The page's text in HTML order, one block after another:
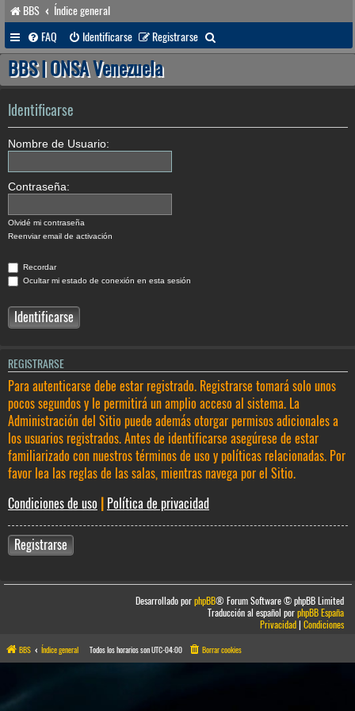
BBS
Índice general
FAQ
Identificarse Registrarse
u
a
BBS | ONSA Venezuela
Identificarse
Nombre de Usuario:
Contraseña:
Olvidé mi contraseña
Reenviar email de activación
Recordar
Ocultar mi estado de conexión en esta sesión
REGISTRARSE
Para autenticarse debe estar registrado. Registrarse tomará solo unos
pocos segundos y le permitirá un amplio acceso al sistema. La
Administración del Sitio puede además otorgar permisos adicionales a
los usuarios registrados. Antes de identificarse asegúrese de estar
familiarizado con nuestros términos de uso y políticas relacionadas. Por
favor lea las reglas de las salas, mientras navega por el Sitio.
Condiciones de uso
Política de privacidad
Registrarse
Desarrollado porphpBB® Forum Software © phpBB Limited
Traducción al español porphpBB España
Privacidad|Condiciones
BBS Índice general Todos los horarios sonUTC-04:00 Borrar cookies